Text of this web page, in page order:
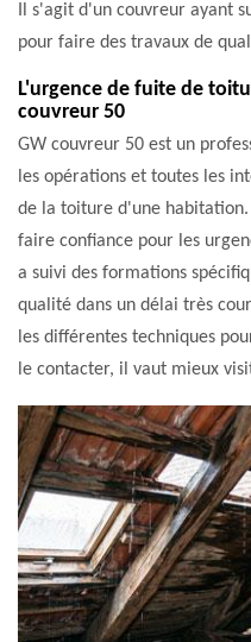
Il s'agit d'un couvreur ayant
pour faire des travaux de
L'urgence de fuite de
couvreur 50
GW couvreur 50 est un
les opérations et toutes les
de la toiture d'une habitation.
faire confiance pour les
a suivi des formations
qualité dans un délai très
les différentes techniques
le contacter, il vaut mieux